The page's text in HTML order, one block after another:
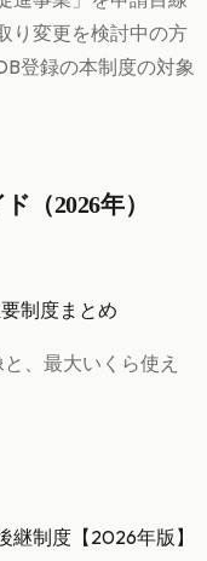
り変更を検討中の方
登録の本制度の対象
（2026年）
制度まとめ
、最大いくら使え
制度【2026年版】